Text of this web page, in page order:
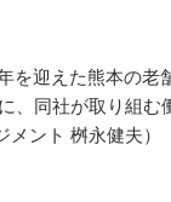
を迎えた熊本の老
、同社が取り組む
メント 桝永健夫）